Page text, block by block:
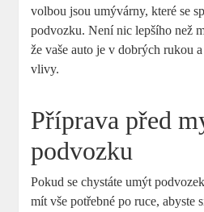
volbou jsou umývárny, které se
podvozku. Není nic lepšího než
že vaše auto je v dobrých rukou
vlivy.
Příprava před
podvozku
Pokud se chystáte umýt
mít vše potřebné po ruce, abyste